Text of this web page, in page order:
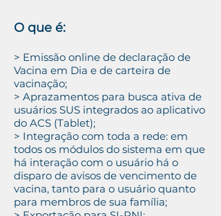
O que é:
> Emissão online de declaração de
Vacina em Dia e de carteira de
vacinação;
> Aprazamentos para busca ativa de
usuários SUS integrados ao aplicativo
do ACS (Tablet);
> Integração com toda a rede: em
todos os módulos do sistema em que
há interação com o usuário há o
disparo de avisos de vencimento de
vacina, tanto para o usuário quanto
para membros de sua família;